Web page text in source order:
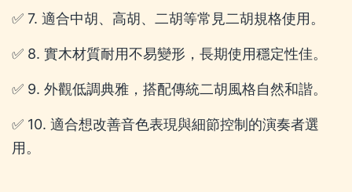
✅ 7. 適合中胡、高胡、二胡等常見二胡規格使用。
✅ 8. 實木材質耐用不易變形，長期使用穩定性佳。
✅ 9. 外觀低調典雅，搭配傳統二胡風格自然和諧。
✅ 10. 適合想改善音色表現與細節控制的演奏者選
用。